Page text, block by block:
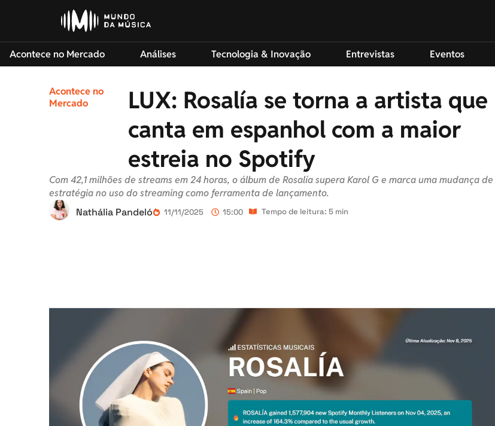
Acontece no Mercado Análises Tecnologia & Inovação Entrevistas Eventos
Acontece no
Mercado
LUX: Rosalía se torna a artista que
canta em espanhol com a maior
estreia no Spotify
Com 42,1 milhões de streams em 24 horas, o álbum de Rosalía supera Karol G e marca uma mudança de
estratégia no uso do streaming como ferramenta de lançamento.
Nathália Pandeló
11/11/2025 15:00 Tempo de leitura: 5 min